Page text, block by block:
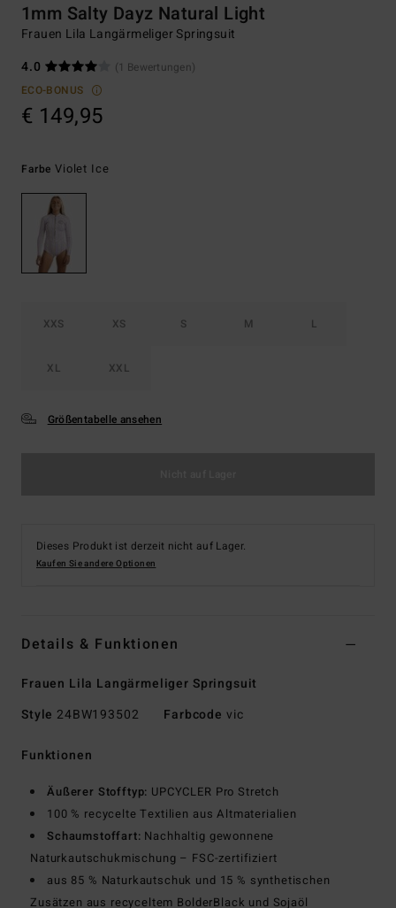
1mm Salty Dayz Natural Light
Frauen Lila Langärmeliger Springsuit
4.0
(1 Bewertungen)
ECO-BONUS
€ 149,95
FarbeViolet Ice
XXS XS S M L
XL XXL
Größentabelle ansehen
Dieses Produkt ist derzeit nicht auf Lager.
Kaufen Sie andere Optionen
Details & Funktionen
Frauen Lila Langärmeliger Springsuit
Style 24BW193502 Farbcode vic
Funktionen
Äußerer Stofftyp: UPCYCLER Pro Stretch
100 % recycelte Textilien aus Altmaterialien
Schaumstoffart: Nachhaltig gewonnene
Naturkautschukmischung – FSC-zertifiziert
aus 85 % Naturkautschuk und 15 % synthetischen
Zusätzen aus recyceltem BolderBlack und Sojaöl